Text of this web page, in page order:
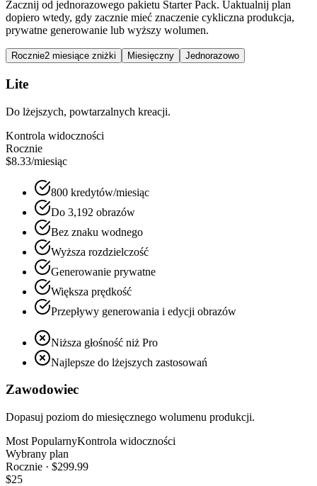
Zacznij od jednorazowego pakietu Starter Pack. Uaktualnij plan
dopiero wtedy, gdy zacznie mieć znaczenie cykliczna produkcja,
prywatne generowanie lub wyższy wolumen.
Rocznie2 miesiące zniżki Miesięczny Jednorazowo
Lite
Do lżejszych, powtarzalnych kreacji.
Kontrola widoczności
Rocznie
$8.33/miesiąc
800 kredytów/miesiąc
Do 3,192 obrazów
Bez znaku wodnego
Wyższa rozdzielczość
Generowanie prywatne
Większa prędkość
Przepływy generowania i edycji obrazów
Niższa głośność niż Pro
Najlepsze do lżejszych zastosowań
Zawodowiec
Dopasuj poziom do miesięcznego wolumenu produkcji.
Most PopularnyKontrola widoczności
Wybrany plan
Rocznie · $299.99
$25